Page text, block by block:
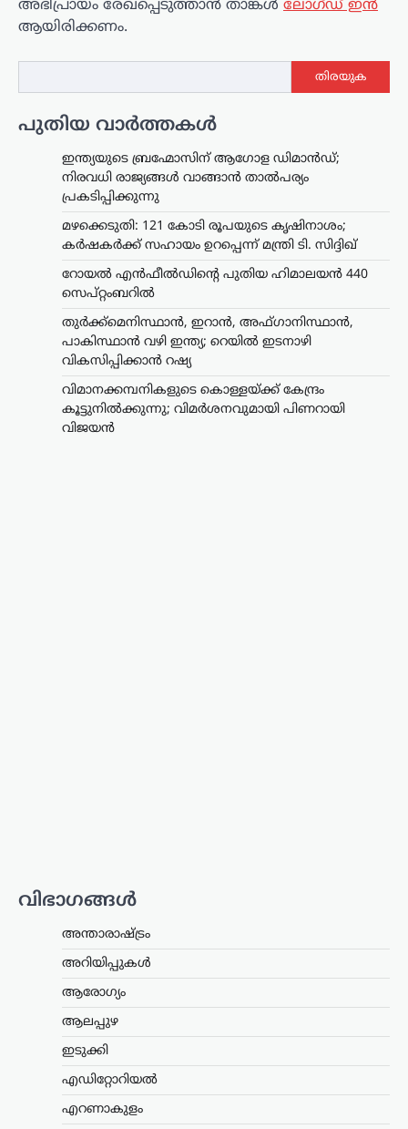
അഭിപ്രായം രേഖപ്പെടുത്താ‍ൻ താങ്കൾ ലോഗ്ഡ് ഇൻ
ആയിരിക്കണം.
തിരയുക
പുതിയ വാർത്തകൾ
ഇന്ത്യയുടെ ബ്രഹ്മോസിന് ആഗോള ഡിമാൻഡ്;
നിരവധി രാജ്യങ്ങൾ വാങ്ങാൻ താൽപര്യം
പ്രകടിപ്പിക്കുന്നു
മഴക്കെടുതി: 121 കോടി രൂപയുടെ കൃഷിനാശം;
കർഷകർക്ക് സഹായം ഉറപ്പെന്ന് മന്ത്രി ടി. സിദ്ദിഖ്
റോയല്‍ എന്‍ഫീല്‍ഡിന്റെ പുതിയ ഹിമാലയന്‍ 440
സെപ്റ്റംബറില്‍
തുർക്ക്മെനിസ്ഥാൻ, ഇറാൻ, അഫ്ഗാനിസ്ഥാൻ,
പാകിസ്ഥാൻ വഴി ഇന്ത്യ; റെയിൽ ഇടനാഴി
വികസിപ്പിക്കാൻ റഷ്യ
വിമാനക്കമ്പനികളുടെ കൊള്ളയ്ക്ക് കേന്ദ്രം
കൂട്ടുനിൽക്കുന്നു; വിമർശനവുമായി പിണറായി
വിജയൻ
വിഭാഗങ്ങൾ
അന്താരാഷ്ട്രം
അറിയിപ്പുകൾ
ആരോഗ്യം
ആലപ്പുഴ
ഇടുക്കി
എഡിറ്റോറിയൽ
എറണാകുളം
കോൺഗ്രസ് എംപി ശശി തരൂരിനെതിരെ
രൂക്ഷ വിമർശനവുമായി എഐസിസി
ജനറൽ സെക്രട്ടറി കെ.സി.
തരത്തിലാകരുതെന്ന് അദ്ദേഹം പറഞ്ഞു.
എറണാകുളം,കേരളം,ട്രെൻഡിംഗ്,
ലേറ്റസ്റ്റ് ന്യൂസ്